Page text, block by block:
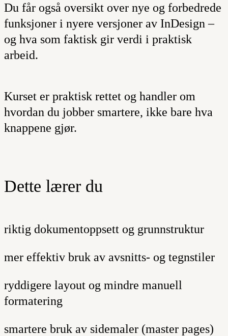
Du får også oversikt over nye og forbedrede
funksjoner i nyere versjoner av InDesign –
og hva som faktisk gir verdi i praktisk
arbeid.
Kurset er praktisk rettet og handler om
hvordan du jobber smartere, ikke bare hva
knappene gjør.
Dette lærer du
riktig dokumentoppsett og grunnstruktur
mer effektiv bruk av avsnitts- og tegnstiler
ryddigere layout og mindre manuell
formatering
smartere bruk av sidemaler (master pages)